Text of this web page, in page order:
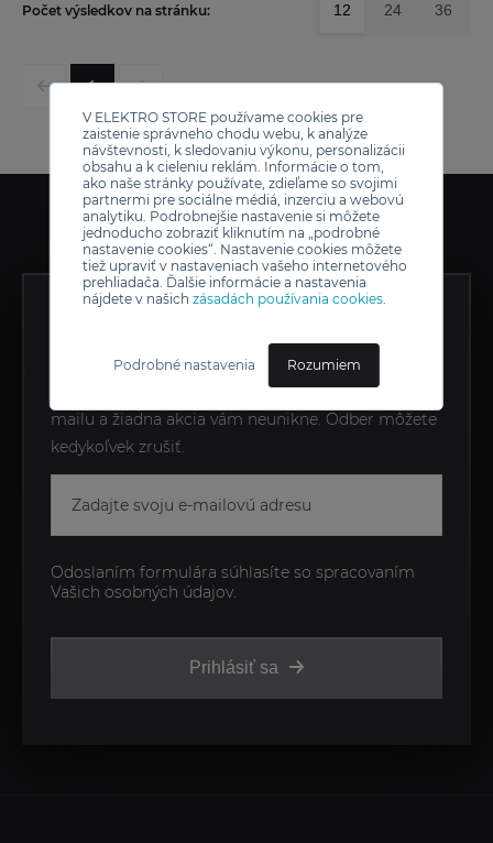
V ELEKTRO STORE používame cookies pre
zaistenie správneho chodu webu, k analýze
návštevnosti, k sledovaniu výkonu, personalizácii
obsahu a k cieleniu reklám. Informácie o tom,
ako naše stránky používate, zdieľame so svojimi
partnermi pre sociálne médiá, inzerciu a webovú
analytiku. Podrobnejšie nastavenie si môžete
jednoducho zobraziť kliknutím na „podrobné
nastavenie cookies“. Nastavenie cookies môžete
tiež upraviť v nastaveniach vašeho internetového
prehliadača. Ďalšie informácie a nastavenia
nájdete v našich zásadách používania cookies.
Podrobné nastavenia Rozumiem
1
Počet výsledkov na stránku: 12 24 36
ZÍSKAJTE EXKLUZÍVNE
NOVINKY AKO PRVÍ
Zostaňte v obraze s novinkami priamo do vášho e-
mailu a žiadna akcia vám neunikne. Odber môžete
kedykoľvek zrušiť.
Prihlásiť sa
Odoslaním formulára súhlasíte so spracovaním
Vašich osobných údajov.